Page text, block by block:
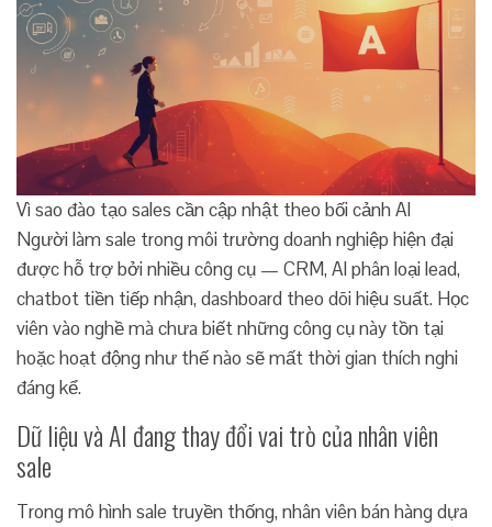
Vì sao đào tạo sales cần cập nhật theo bối cảnh AI
Người làm sale trong môi trường doanh nghiệp hiện đại
được hỗ trợ bởi nhiều công cụ — CRM, AI phân loại lead,
chatbot tiền tiếp nhận, dashboard theo dõi hiệu suất. Học
viên vào nghề mà chưa biết những công cụ này tồn tại
hoặc hoạt động như thế nào sẽ mất thời gian thích nghi
đáng kể.
Dữ liệu và AI đang thay đổi vai trò của nhân viên
sale
Trong mô hình sale truyền thống, nhân viên bán hàng dựa